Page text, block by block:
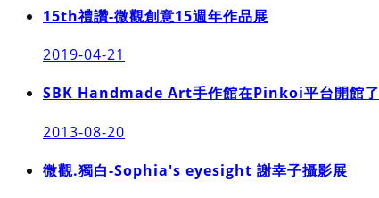
15th禮讚-微觀創意15週年作品展
2019-04-21
SBK Handmade Art手作館在Pinkoi平台開館了
2013-08-20
微觀.獨白-Sophia's eyesight 謝幸子攝影展